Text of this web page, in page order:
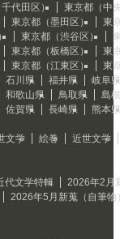
代田区）
東京都（中
東京都（墨田区）
東
東京都（渋谷区）
東京都（板橋区）
東
東京都（江東区）
東
石川県 福井県
岐阜県
和歌山県 鳥取県
島
佐賀県 長崎県
熊本県
文学 絵巻
近世文学
代文学特輯
2026年2月
2026年5月新蒐（自筆物